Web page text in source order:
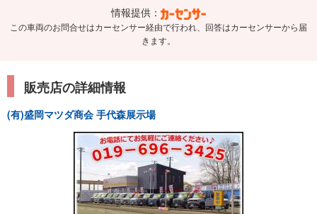
情報提供：
この車両のお問合せはカーセンサー経由で行われ、回答はカーセンサーから届
きます。
販売店の詳細情報
(有)盛岡マツダ商会 手代森展示場